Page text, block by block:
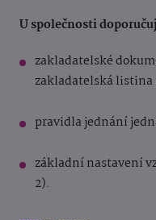
U společnosti
zakladatelské
zakladatelská listina
pravidla jednání
základní nastavení
2).